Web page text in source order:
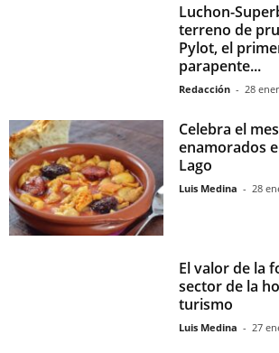
Luchon-
terreno de
Pylot, el
parapente...
Redacción - 28
Celebra el
enamorados
Lago
Luis Medina - 28
El valor de la
sector de la
turismo
Luis Medina - 27